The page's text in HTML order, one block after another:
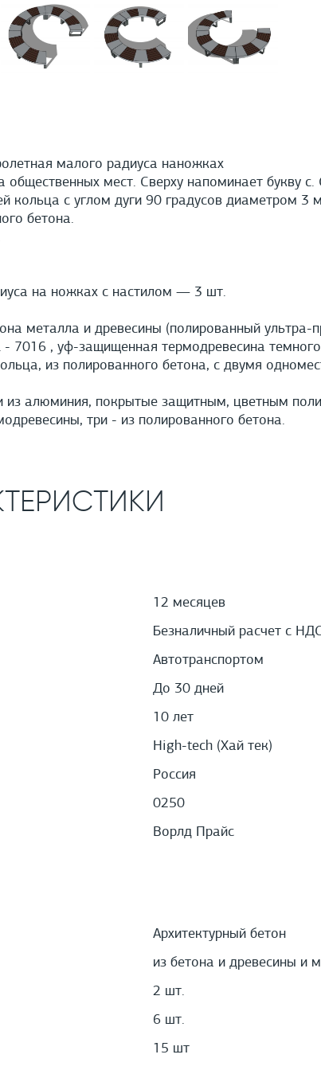
малого радиуса наножках
общественных мест. Сверху напоминает букву
кольца с углом дуги 90 градусов диаметром 3
бетона.
на ножках с настилом — 3 шт.
металла и древесины (полированный
7016 , уф-защищенная термодревесина
из полированного бетона, с двумя
из алюминия, покрытые защитным, цветным
три - из полированного бетона.
12 месяцев
Безналичный расчет с
Автотранспортом
До 30 дней
10 лет
High-tech (Хай тек)
Россия
0250
Ворлд Прайс
Архитектурный бетон
из бетона и древесины и
2 шт.
6 шт.
15 шт